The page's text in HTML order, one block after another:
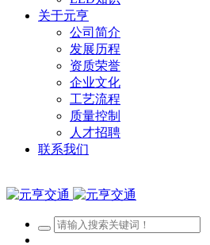
关于元亨
公司简介
发展历程
资质荣誉
企业文化
工艺流程
质量控制
人才招聘
联系我们